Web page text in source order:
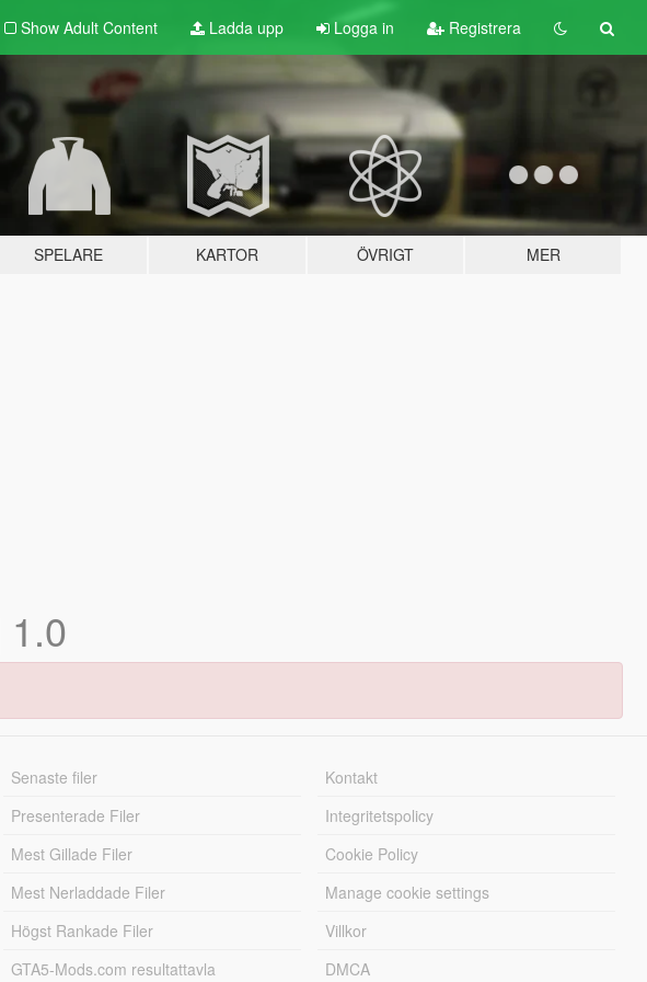
Show Adult Content Ladda upp Logga in Registrera
SPELARE KARTOR ÖVRIGT MER
1.0
Senaste filer
Presenterade Filer
Mest Gillade Filer
Mest Nerladdade Filer
Högst Rankade Filer
GTA5-Mods.com resultattavla
Kontakt
Integritetspolicy
Cookie Policy
Manage cookie settings
Villkor
DMCA